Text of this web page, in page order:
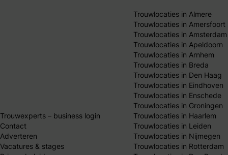
Trouwexperts – business login
Contact
Adverteren
Vacatures & stages
Trouwlocaties in Almere
Trouwlocaties in Amersfoort
Trouwlocaties in Amsterdam
Trouwlocaties in Apeldoorn
Trouwlocaties in Arnhem
Trouwlocaties in Breda
Trouwlocaties in Den Haag
Trouwlocaties in Eindhoven
Trouwlocaties in Enschede
Trouwlocaties in Groningen
Trouwlocaties in Haarlem
Trouwlocaties in Leiden
Trouwlocaties in Nijmegen
Trouwlocaties in Rotterdam